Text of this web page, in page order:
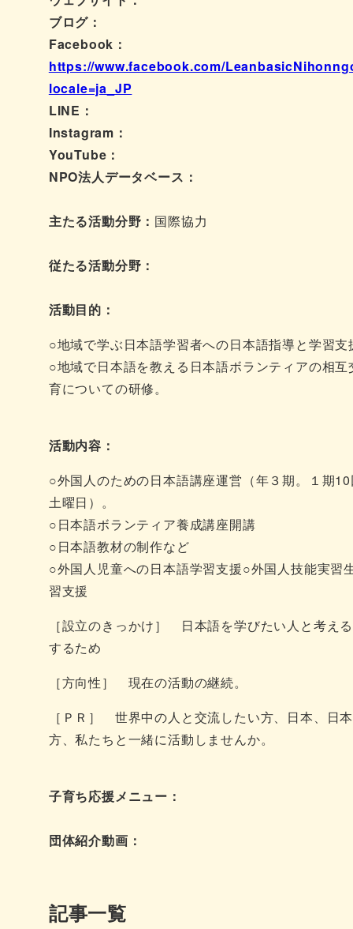
ブログ：
Facebook：
https://www.facebook.com/
locale=ja_JP
LINE：
Instagram：
YouTube：
NPO法人データベース：
主たる活動分野： 国際協力
従たる活動分野：
活動目的：
○地域で学ぶ日本語学習者への日本語指導と学習支
○地域で日本語を教える日本語ボランティアの相
育についての研修。
活動内容：
○外国人のための日本語講座運営（年３期。１期
土曜日）。
○日本語ボランティア養成講座開講
○日本語教材の制作など
○外国人児童への日本語学習支援○外国人技能実習
習支援
［設立のきっかけ］ 日本語を学びたい人と考え
するため
［方向性］ 現在の活動の継続。
［ＰＲ］ 世界中の人と交流したい方、日本、日
方、私たちと一緒に活動しませんか。
子育ち応援メニュー：
団体紹介動画：
記事一覧